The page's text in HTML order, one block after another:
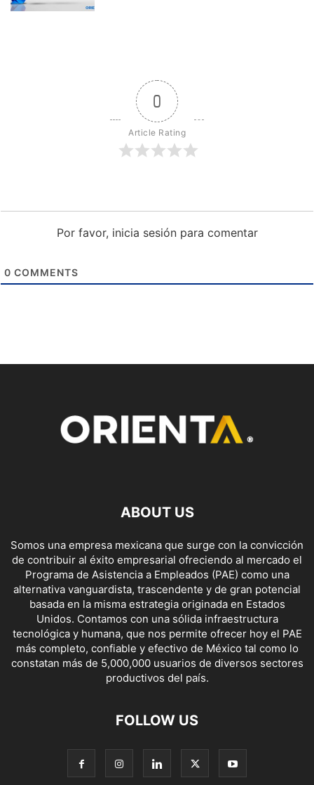
0
Article Rating
Por favor, inicia sesión para comentar
0 COMMENTS
ABOUT US
Somos una empresa mexicana que surge con la convicción
de contribuir al éxito empresarial ofreciendo al mercado el
Programa de Asistencia a Empleados (PAE) como una
alternativa vanguardista, trascendente y de gran potencial
basada en la misma estrategia originada en Estados
Unidos. Contamos con una sólida infraestructura
tecnológica y humana, que nos permite ofrecer hoy el PAE
más completo, confiable y efectivo de México tal como lo
constatan más de 5,000,000 usuarios de diversos sectores
productivos del país.
FOLLOW US